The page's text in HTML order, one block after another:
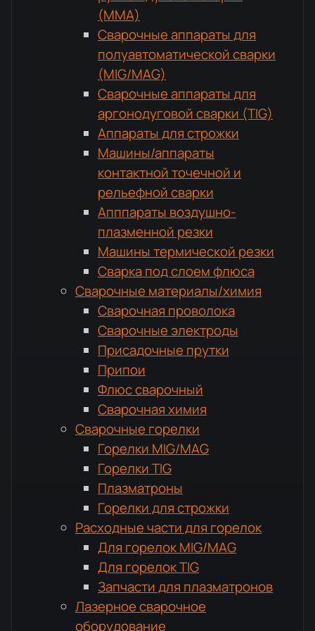
(MMA)
Сварочные аппараты для
полуавтоматической сварки
(MIG/MAG)
Сварочные аппараты для
аргонодуговой сварки (TIG)
Аппараты для строжки
Машины/аппараты
контактной точечной и
рельефной сварки
Апппараты воздушно-
плазменной резки
Машины термической резки
Сварка под слоем флюса
Сварочные материалы/химия
Сварочная проволока
Сварочные электроды
Присадочные прутки
Припои
Флюс сварочный
Сварочная химия
Сварочные горелки
Горелки MIG/MAG
Горелки TIG
Плазматроны
Горелки для строжки
Расходные части для горелок
Для горелок MIG/MAG
Для горелок TIG
Запчасти для плазматронов
Лазерное сварочное
оборудование